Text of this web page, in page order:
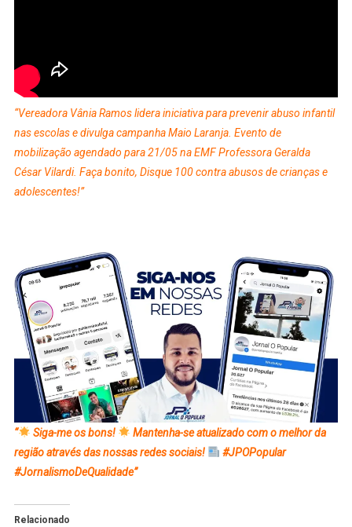
“Vereadora Vânia Ramos lidera iniciativa para prevenir abuso infantil
nas escolas e divulga campanha Maio Laranja. Evento de
mobilização agendado para 21/05 na EMF Professora Geralda
César Vilardi. Faça bonito, Disque 100 contra abusos de crianças e
adolescentes!”
“ Siga-me os bons!
Mantenha-se atualizado com o melhor da
região através das nossas redes sociais!
#JPOPopular
#JornalismoDeQualidade”
Relacionado